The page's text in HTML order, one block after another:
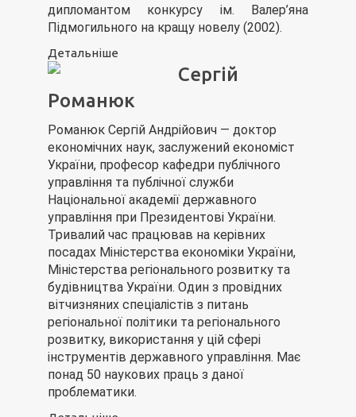
дипломантом конкурсу ім. Валер’яна
Підмогильного на кращу новелу (2002).
Детальніше
Сергій
Романюк
Романюк Сергій Андрійович — доктор
економічних наук, заслужений економіст
України, професор кафедри публічного
управління та публічної служби
Національної академії державного
управління при Президентові України.
Тривалий час працював на керівних
посадах Міністерства економіки України,
Міністерства регіонального розвитку та
будівництва України. Один з провідних
вітчизняних спеціалістів з питань
регіональної політики та регіонального
розвитку, використання у цій сфері
інструментів державного управління. Має
понад 50 наукових праць з даної
проблематики.